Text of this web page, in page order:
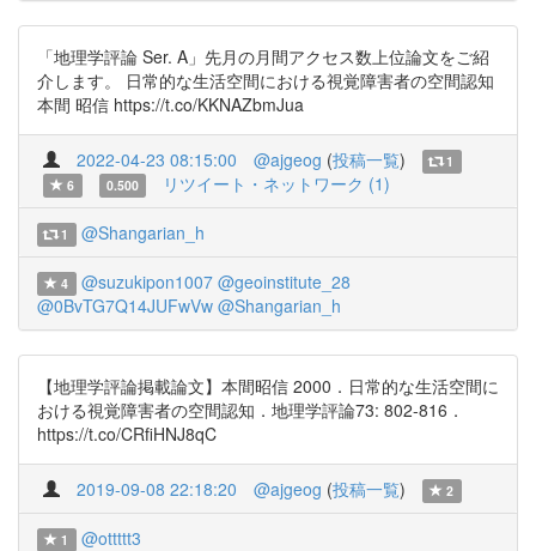
「地理学評論 Ser. A」先月の月間アクセス数上位論文をご紹
介します。 日常的な生活空間における視覚障害者の空間認知
本間 昭信 https://t.co/KKNAZbmJua
2022-04-23 08:15:00 @ajgeog (投稿一覧)
1
6
0.500 リツイート・ネットワーク (1)
1 @Shangarian_h
4 @suzukipon1007 @geoinstitute_28
@0BvTG7Q14JUFwVw @Shangarian_h
【地理学評論掲載論文】本間昭信 2000．日常的な生活空間に
おける視覚障害者の空間認知．地理学評論73: 802-816．
https://t.co/CRfiHNJ8qC
2019-09-08 22:18:20 @ajgeog (投稿一覧) 2
1 @ottttt3